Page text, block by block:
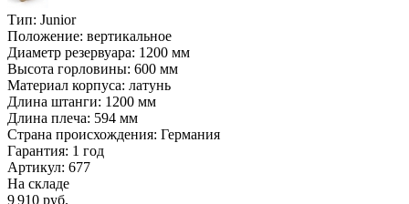
Тип: Junior
Положение: вертикальное
Диаметр резервуара: 1200 мм
Высота горловины: 600 мм
Материал корпуса: латунь
Длина штанги: 1200 мм
Длина плеча: 594 мм
Страна происхождения: Германия
Гарантия: 1 год
Артикул: 677
На складе
9 910 руб.